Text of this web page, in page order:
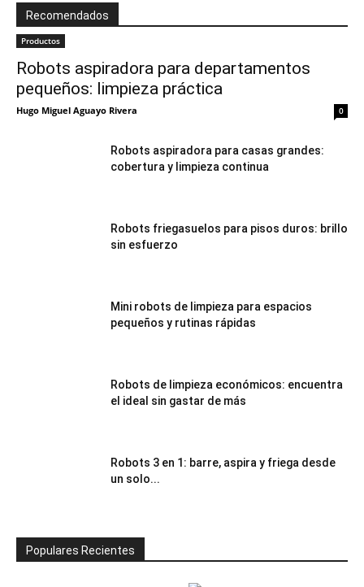
Recomendados
Productos
Robots aspiradora para departamentos
pequeños: limpieza práctica
Hugo Miguel Aguayo Rivera 0
Robots aspiradora para casas grandes:
cobertura y limpieza continua
Robots friegasuelos para pisos duros: brillo
sin esfuerzo
Mini robots de limpieza para espacios
pequeños y rutinas rápidas
Robots de limpieza económicos: encuentra
el ideal sin gastar de más
Robots 3 en 1: barre, aspira y friega desde
un solo...
Populares Recientes